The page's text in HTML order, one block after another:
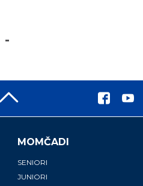
-
MOMČADI
SENIORI
JUNIORI